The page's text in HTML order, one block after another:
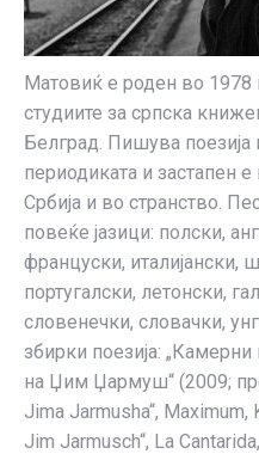
Матовиќ е роден во 1978
студиите за српска
Белград. Пишува поезија
периодиката и застапен
Србија и во странство.
повеќе јазици: полски,
француски, италијански,
португалски, летонски,
словенечки, словачки,
збирки поезија:
на Џим Џармуш“ (2009;
Jima Jarmusha“,
Jim Jarmusch“, La